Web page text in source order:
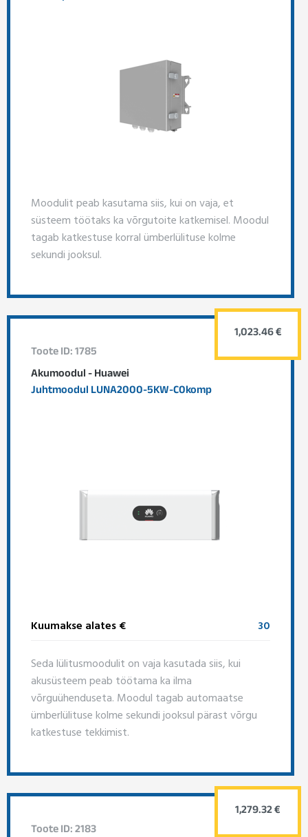
Moodulit peab kasutama siis, kui on vaja, et
süsteem töötaks ka võrgutoite katkemisel. Moodul
tagab katkestuse korral ümberlülituse kolme
sekundi jooksul.
Toote ID: 1785
Akumoodul - Huawei
Juhtmoodul LUNA2000-5KW-C0komp
Kuumakse alates € 30
Seda lülitusmoodulit on vaja kasutada siis, kui
akusüsteem peab töötama ka ilma
võrguühenduseta. Moodul tagab automaatse
ümberlülituse kolme sekundi jooksul pärast võrgu
katkestuse tekkimist.
1,023.46 €
Toote ID: 2183
1,279.32 €